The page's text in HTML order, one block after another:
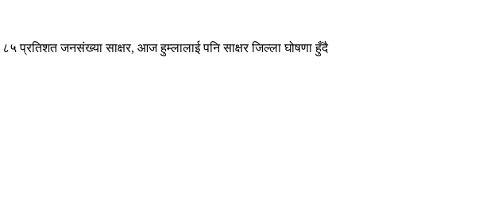
प्रतिशत जनसंख्या साक्षर, आज हुम्लालाई पनि साक्षर जिल्ला घोषणा हुँदै